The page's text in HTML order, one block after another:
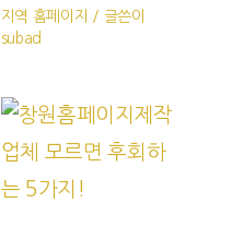
지역 홈페이지 / 글쓴이
subad